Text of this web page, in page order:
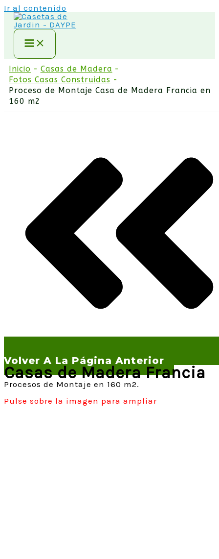
Ir al contenido
Inicio
Casas de Madera
Fotos Casas Construidas
Proceso de Montaje Casa de Madera Francia en
160 m2
Volver A La Página Anterior
Casas de Madera Francia
Procesos de Montaje en 160 m2.
Pulse sobre la imagen para ampliar